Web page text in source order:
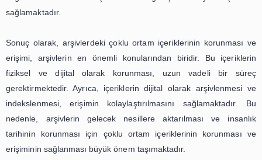
Arşivlerdeki çoklu ortam içeriklerinin korunması
formatlar zamanla kullanılamaz hale gelebilir. Bu
arşivlerdeki içeriklerin düzenli olarak yedeklenmesi
teknolojilere uygun bir şekilde dijital olarak saklanması
Ayrıca, dijital içeriklerin bütünlüğünün korunması
önlemler alınmalıdır. Bu nedenle, arşivlerdeki